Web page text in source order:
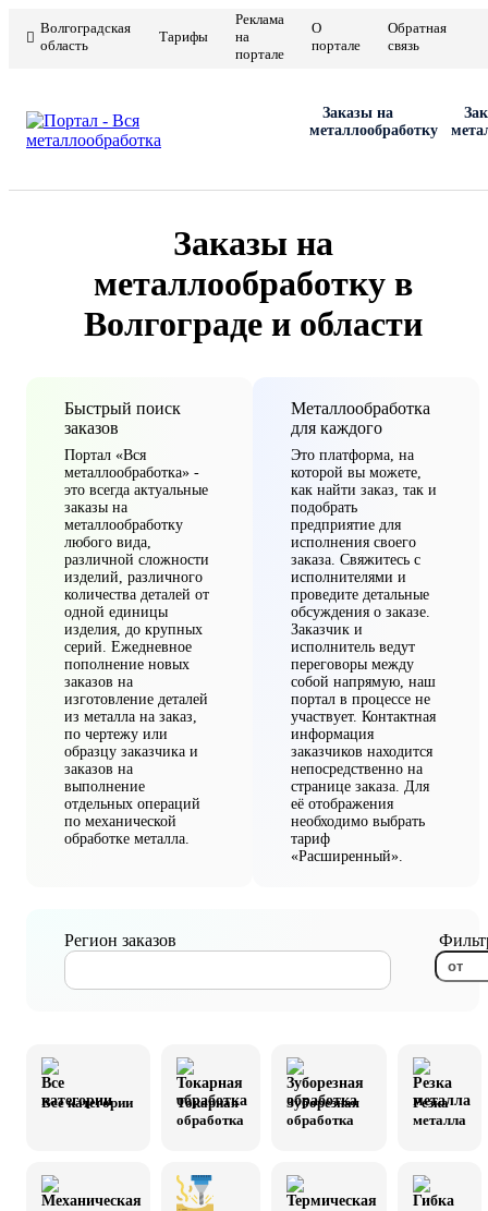
Волгоградская
область
Тарифы
Реклама
на
портале
О
портале
Обратная
связь
Заказы на
металлообработку
Заказы на
металлообработку в
Волгограде и области
Быстрый поиск
заказов
Портал «Вся
металлообработка» -
это всегда актуальные
заказы на
металлообработку
любого вида,
различной сложности
изделий, различного
количества деталей от
одной единицы
изделия, до крупных
серий. Ежедневное
пополнение новых
заказов на
изготовление деталей
из металла на заказ,
по чертежу или
образцу заказчика и
заказов на
выполнение
отдельных операций
по механической
обработке металла.
Металлообработка
для каждого
Это платформа, на
которой вы можете,
как найти заказ, так и
подобрать
предприятие для
исполнения своего
заказа. Свяжитесь с
исполнителями и
проведите детальные
обсуждения о заказе.
Заказчик и
исполнитель ведут
переговоры между
собой напрямую, наш
портал в процессе не
участвует. Контактная
информация
заказчиков находится
непосредственно на
странице заказа. Для
её отображения
необходимо выбрать
тариф
«Расширенный».
Регион заказов
Все категории
Токарная
обработка
Зуборезная
обработка
Резка
металла